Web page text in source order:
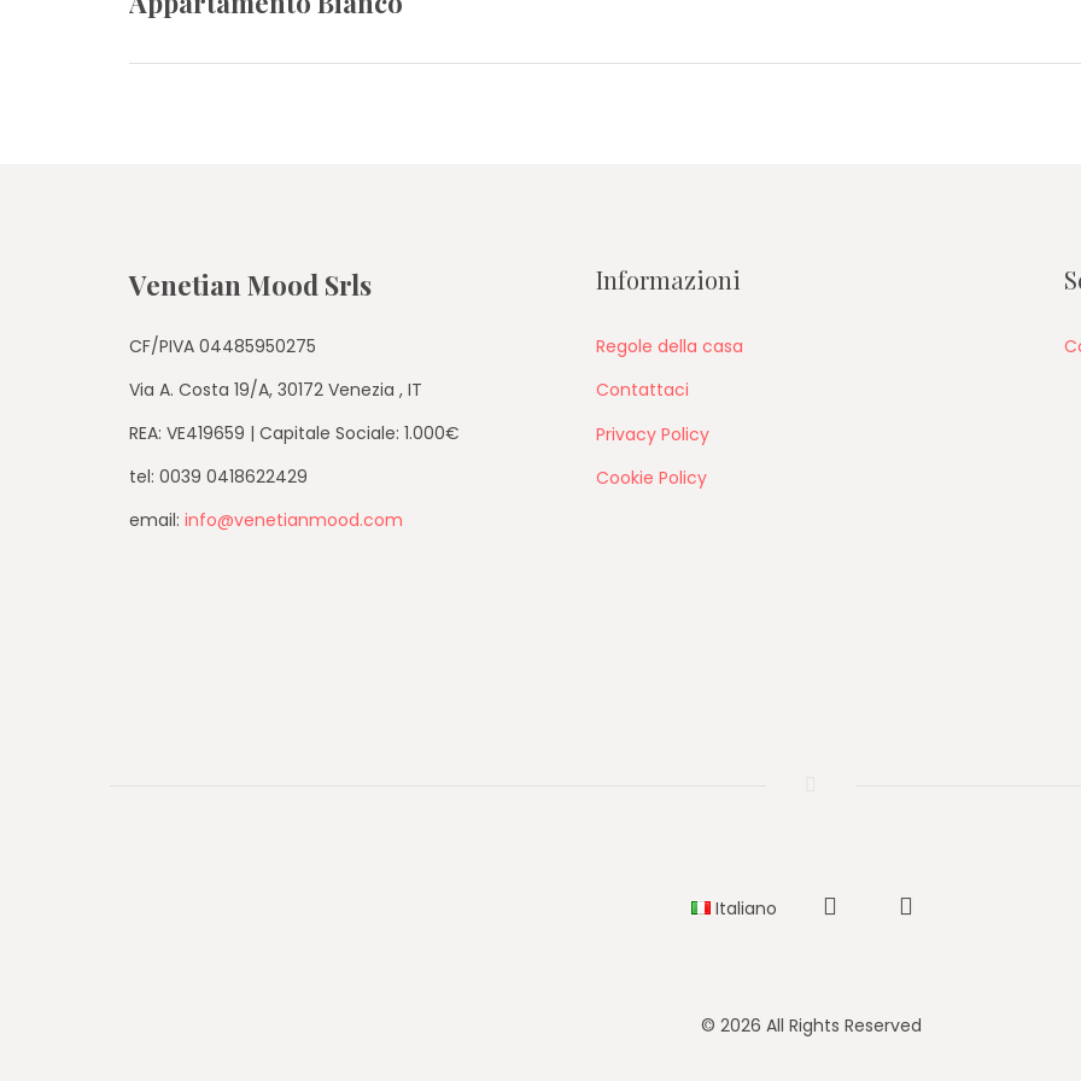
Venetian Mood Srls
CF/PIVA 04485950275
Via A. Costa 19/A, 30172 Venezia , IT
REA: VE419659 | Capitale Sociale: 1.000€
tel: 0039 0418622429
email: info@venetianmood.com
Informazioni
Regole della casa
Contattaci
Privacy Policy
Cookie Policy
Italiano Instagram
© 2026 All Rights Reserved